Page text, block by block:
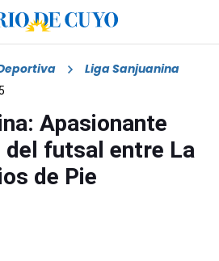
Liga Sanjuanina
Apasionante
futsal entre La
de Pie